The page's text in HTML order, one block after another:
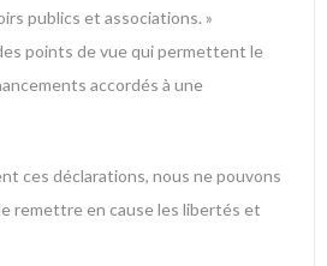
publics et associations. »
points de vue qui permettent le
accordés à une
ces déclarations, nous ne pouvons
remettre en cause les libertés et